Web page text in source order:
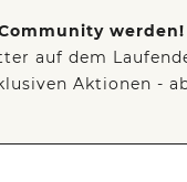
werden!
auf dem
Aktionen -